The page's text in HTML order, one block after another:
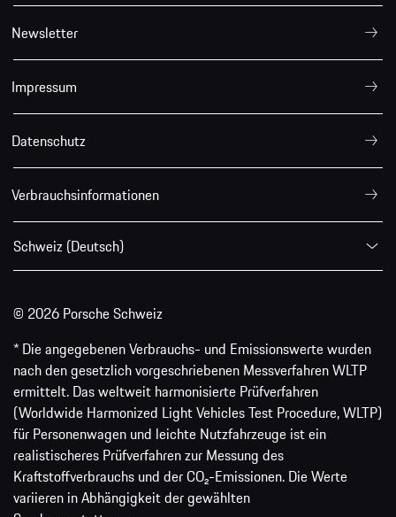
Newsletter
Impressum
Datenschutz
Verbrauchsinformationen
Schweiz (Deutsch)
© 2026 Porsche Schweiz
* Die angegebenen Verbrauchs- und Emissionswerte wurden
nach den gesetzlich vorgeschriebenen Messverfahren WLTP
ermittelt. Das weltweit harmonisierte Prüfverfahren
(Worldwide Harmonized Light Vehicles Test Procedure, WLTP)
für Personenwagen und leichte Nutzfahrzeuge ist ein
realistischeres Prüfverfahren zur Messung des
Kraftstoffverbrauchs und der CO₂-Emissionen. Die Werte
variieren in Abhängigkeit der gewählten